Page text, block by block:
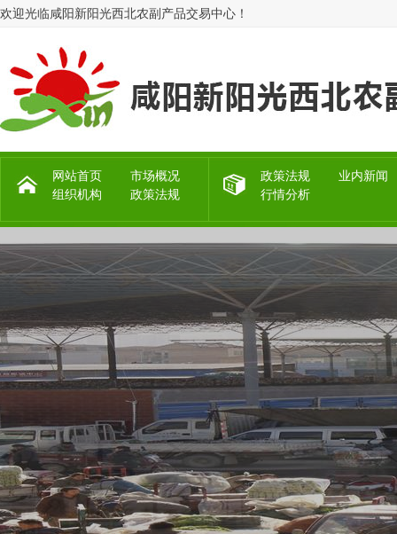
欢迎光临咸阳新阳光西北农副产品交易中心！
网站首页
市场概况
组织机构
政策法规
政策法规
业内新闻
行情分析